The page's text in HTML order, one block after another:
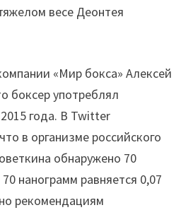
весе Деонтея
«Мир бокса» Алексей
боксер употреблял
года. В Twitter
в организме российского
обнаружено 70
нанограмм равняется 0,07
рекомендациям